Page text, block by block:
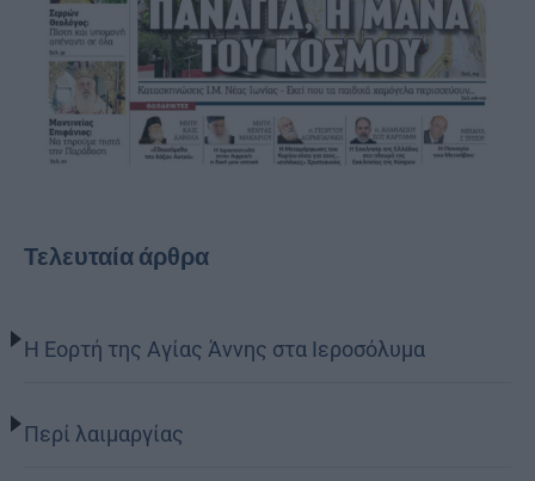
Τελευταία άρθρα
Η Εορτή της Αγίας Άννης στα Ιεροσόλυμα
Περί λαιμαργίας